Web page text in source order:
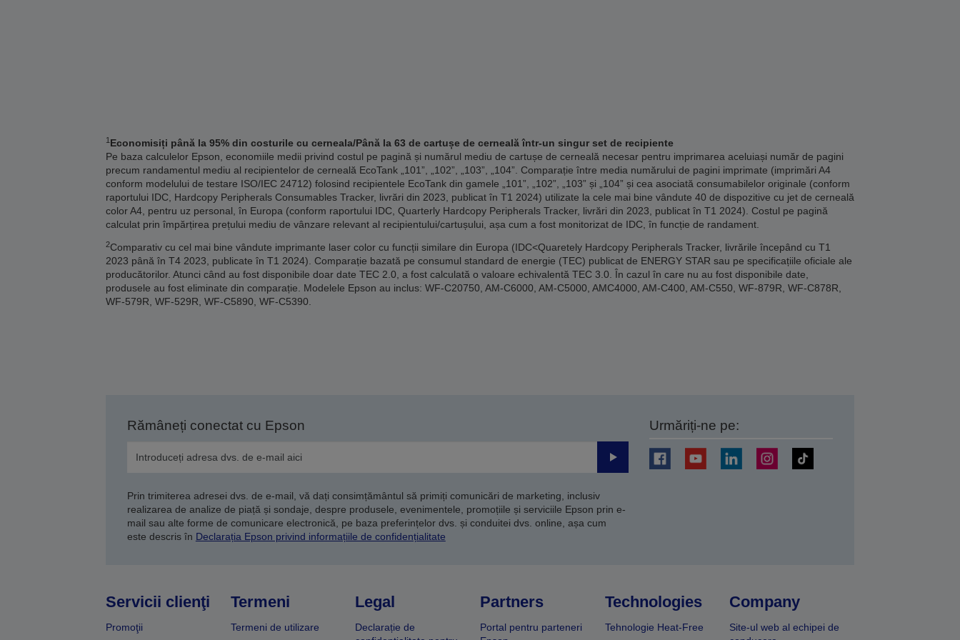
1Economisiți până la 95% din costurile cu cerneala/Până la 63 de cartușe de cerneală într-un singur set de recipiente
Pe baza calculelor Epson, economiile medii privind costul pe pagină și numărul mediu de cartușe de cerneală necesar pentru imprimarea aceluiași număr de pagini
precum randamentul mediu al recipientelor de cerneală EcoTank „101”, „102”, „103”, „104”. Comparație între media numărului de pagini imprimate (imprimări A4
conform modelului de testare ISO/IEC 24712) folosind recipientele EcoTank din gamele „101”, „102”, „103” și „104” și cea asociată consumabilelor originale (conform
raportului IDC, Hardcopy Peripherals Consumables Tracker, livrări din 2023, publicat în T1 2024) utilizate la cele mai bine vândute 40 de dispozitive cu jet de cerneală
color A4, pentru uz personal, în Europa (conform raportului IDC, Quarterly Hardcopy Peripherals Tracker, livrări din 2023, publicat în T1 2024). Costul pe pagină
calculat prin împărțirea prețului mediu de vânzare relevant al recipientului/cartușului, așa cum a fost monitorizat de IDC, în funcție de randament.
2Comparativ cu cel mai bine vândute imprimante laser color cu funcții similare din Europa (IDC<Quaretely Hardcopy Peripherals Tracker, livrările începând cu T1
2023 până în T4 2023, publicate în T1 2024). Comparație bazată pe consumul standard de energie (TEC) publicat de ENERGY STAR sau pe specificațiile oficiale ale
producătorilor. Atunci când au fost disponibile doar date TEC 2.0, a fost calculată o valoare echivalentă TEC 3.0. În cazul în care nu au fost disponibile date,
produsele au fost eliminate din comparație. Modelele Epson au inclus: WF-C20750, AM-C6000, AM-C5000, AMC4000, AM-C400, AM-C550, WF-879R, WF-C878R,
WF-579R, WF-529R, WF-C5890, WF-C5390.
Rămâneți conectat cu Epson
Trimiteți
Prin trimiterea adresei dvs. de e-mail, vă dați consimțământul să primiți comunicări de marketing, inclusiv
realizarea de analize de piață și sondaje, despre produsele, evenimentele, promoțiile și serviciile Epson prin e-
mail sau alte forme de comunicare electronică, pe baza preferințelor dvs. și conduitei dvs. online, așa cum
este descris în Declarația Epson privind informațiile de confidențialitate
Urmăriți-ne pe:
Servicii clienţi
Promoţii
Termeni
Termeni de utilizare
Legal
Declarație de
Partners
Portal pentru parteneri
Technologies
Tehnologie Heat-Free
Company
Site-ul web al echipei de